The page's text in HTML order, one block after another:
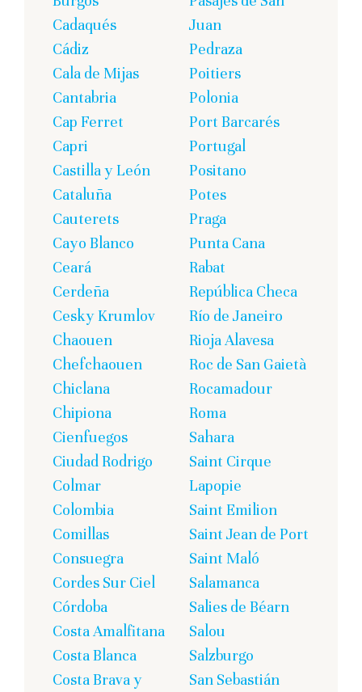
Cadaqués
Cádiz
Cala de Mijas
Cantabria
Cap Ferret
Capri
Castilla y León
Cataluña
Cauterets
Cayo Blanco
Ceará
Cerdeña
Cesky Krumlov
Chaouen
Chefchaouen
Chiclana
Chipiona
Cienfuegos
Ciudad Rodrigo
Colmar
Colombia
Comillas
Consuegra
Cordes Sur Ciel
Córdoba
Costa Amalfitana
Costa Blanca
Costa Brava y
Juan
Pedraza
Poitiers
Polonia
Port Barcarés
Portugal
Positano
Potes
Praga
Punta Cana
Rabat
República Checa
Río de Janeiro
Rioja Alavesa
Roc de San Gaietà
Rocamadour
Roma
Sahara
Saint Cirque
Lapopie
Saint Emilion
Saint Jean de Port
Saint Maló
Salamanca
Salies de Béarn
Salou
Salzburgo
San Sebastián